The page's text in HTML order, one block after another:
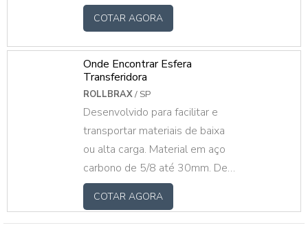
galvanizado ou pintado, inox,
alumínio e PVC. Eixo trefilado
em aço carbono, inox ou
alumínio com mancais em PP,
aço estampado ou rolamento
direto no tubo. Roletes sob
medida, fazemos mediante ao
projeto do cliente.
COTAR AGORA
Onde Encontrar Esfera
Transferidora
ROLLBRAX/ SP
Desenvolvido para facilitar e
transportar materiais de baixa
ou alta carga. Material em aço
carbono de 5/8 até 30mm. De
10kg até 300kg
COTAR AGORA